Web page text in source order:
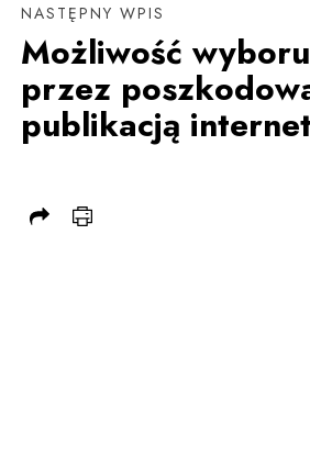
NASTĘPNY WPIS
Możliwość
przez
publikacją